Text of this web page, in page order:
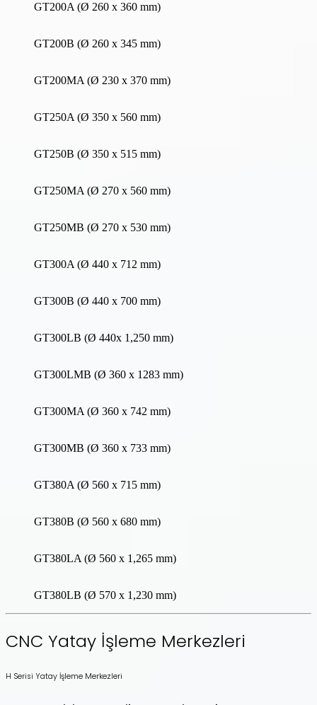
GT200A (Ø 260 x 360 mm)
GT200B (Ø 260 x 345 mm)
GT200MA (Ø 230 x 370 mm)
GT250A (Ø 350 x 560 mm)
GT250B (Ø 350 x 515 mm)
GT250MA (Ø 270 x 560 mm)
GT250MB (Ø 270 x 530 mm)
GT300A (Ø 440 x 712 mm)
GT300B (Ø 440 x 700 mm)
GT300LB (Ø 440x 1,250 mm)
GT300LMB (Ø 360 x 1283 mm)
GT300MA (Ø 360 x 742 mm)
GT300MB (Ø 360 x 733 mm)
GT380A (Ø 560 x 715 mm)
GT380B (Ø 560 x 680 mm)
GT380LA (Ø 560 x 1,265 mm)
GT380LB (Ø 570 x 1,230 mm)
CNC Yatay İşleme Merkezleri
H Serisi Yatay İşleme Merkezleri